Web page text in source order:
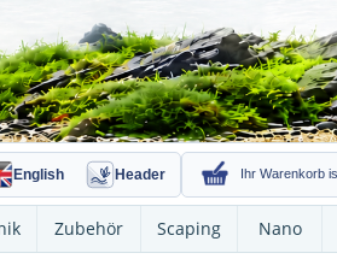
English Header Ihr Warenkorb
Zubehör Scaping Nano